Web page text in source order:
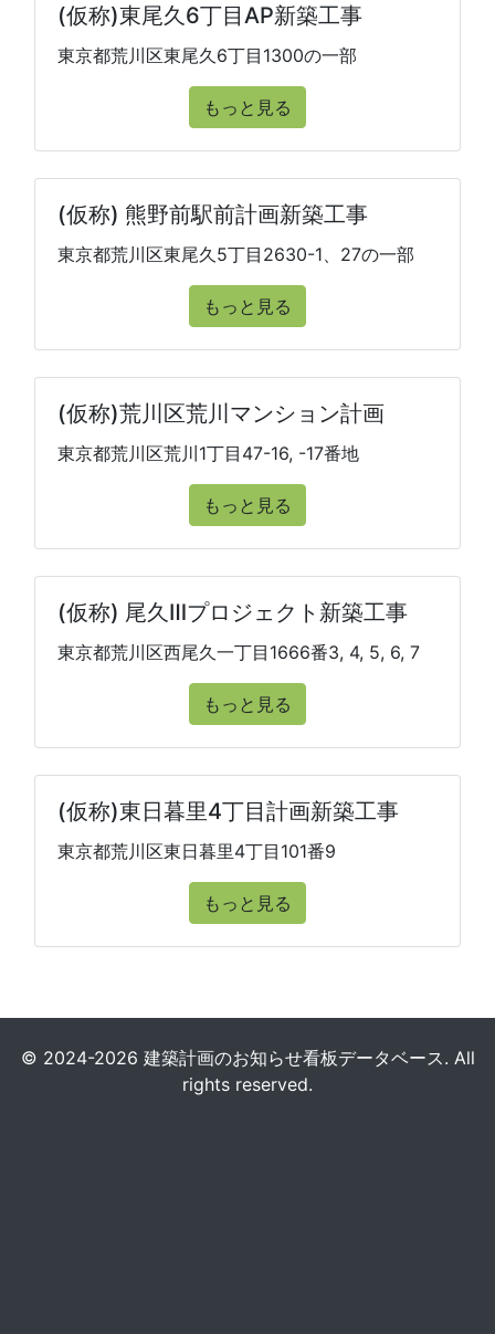
(仮称)東尾久6丁目AP新築工事
東京都荒川区東尾久6丁目1300の一部
もっと見る
(仮称) 熊野前駅前計画新築工事
東京都荒川区東尾久5丁目2630-1、27の一部
もっと見る
(仮称)荒川区荒川マンション計画
東京都荒川区荒川1丁目47-16, -17番地
もっと見る
(仮称) 尾久Ⅲプロジェクト新築工事
東京都荒川区西尾久一丁目1666番3, 4, 5, 6, 7
もっと見る
(仮称)東日暮里4丁目計画新築工事
東京都荒川区東日暮里4丁目101番9
もっと見る
© 2024-2026 建築計画のお知らせ看板データベース. All
rights reserved.